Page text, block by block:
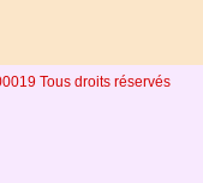
Tous droits réservés